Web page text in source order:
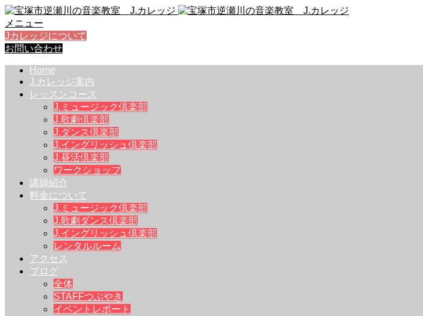
メニュー
Jカレッジについて
お問い合わせ
Home
J.カレッジ案内
レッスンコース
J.ミュージック倶楽部
J.歌劇倶楽部
J.ダンス倶楽部
J.イングリッシュ倶楽部
J.昼活倶楽部
ワークショップ
講師紹介
料金について
J.ミュージック倶楽部
J.歌劇ダンス倶楽部
J.イングリッシュ倶楽部
レンタルルーム
アクセス
ブログ
全体
STAFFつぶやき
イベントレポート